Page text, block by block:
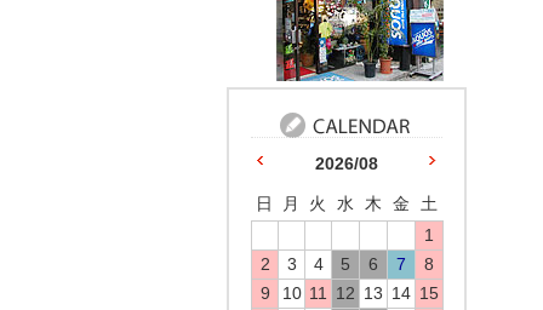
2026/08
日 月 火 水 木 金
土
1
2
3 4 5 6 7
8
9
10 11 12 13 14 15